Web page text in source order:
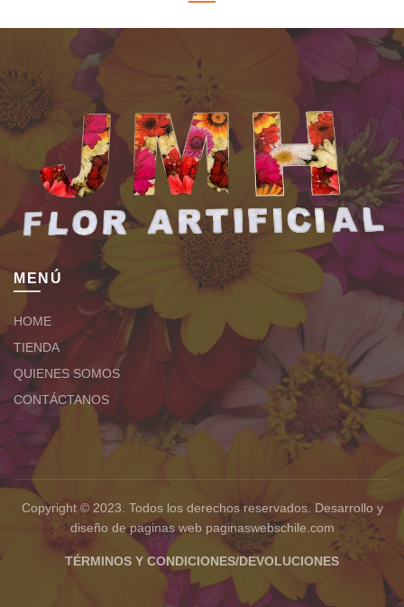
MENÚ
HOME
TIENDA
QUIENES SOMOS
CONTÁCTANOS
Copyright © 2023. Todos los derechos reservados. Desarrollo y
diseño de paginas web paginaswebschile.com
TÉRMINOS Y CONDICIONES/DEVOLUCIONES